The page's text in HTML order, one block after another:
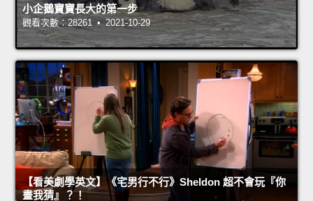
小企鵝寶寶長大的第一步
觀看次數：28261 • 2021-10-29
【看美劇學英文】《宅男行不行》Sheldon 超不會玩『你
畫我猜』？！